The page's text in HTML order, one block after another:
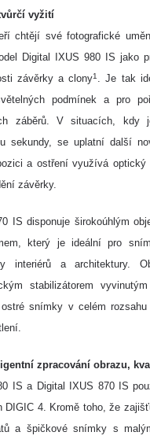
vyžití
chtějí své fotografické
Digital IXUS 980 IS jako
závěrky a clony1 . Je tak
podmínek a pro
záběrů. V situacích, kdy
sekundy, se uplatní další
a ostření využívá optický
závěrky.
IS disponuje širokoúhlým
který je ideální pro
interiérů a architektury.
stabilizátorem
snímky v celém
zpracování obrazu,
IS a Digital IXUS 870 IS
DIGIC 4. Kromě toho, že
a špičkové snímky s